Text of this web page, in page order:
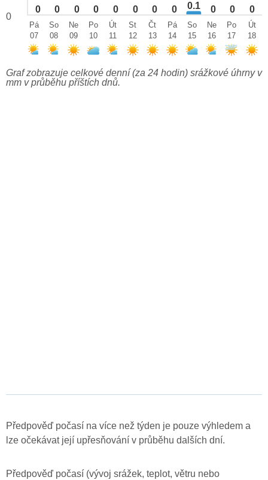
0 0 0 0 0 0 0 0 0.1 0 0 0
0
Pá
07
So
08
Ne
09
Po
10
Út
11
St
12
Čt
13
Pá
14
So
15
Ne
16
Po
17
Út
18
Graf zobrazuje celkové denní (za 24 hodin) srážkové úhrny v
mm v průběhu příštích dnů.
Předpověď počasí na více než týden je pouze výhledem a
lze očekávat její upřesňování v průběhu dalších dní.
Předpověď počasí (vývoj srážek, teplot, větru nebo